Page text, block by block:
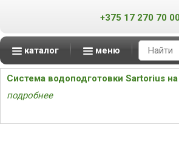
+375 17 270 70
каталог меню
Система водоподготовки Sartorius
подробнее